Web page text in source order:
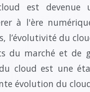
est devenue
à l'ère
l’évolutivité du
du marché et de
cloud est une
évolution du